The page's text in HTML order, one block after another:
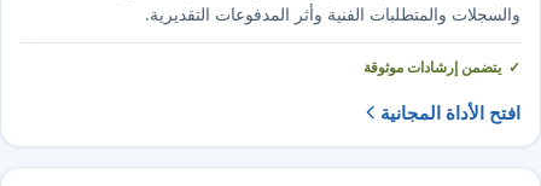
والسجلات والمتطلبات الفنية وأثر المدفوعات التقديرية.
يتضمن إرشادات موثوقة
افتح الأداة المجانية